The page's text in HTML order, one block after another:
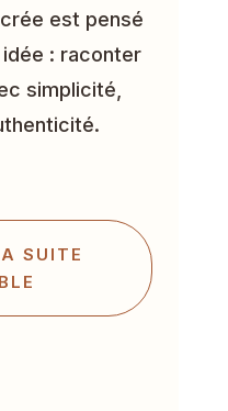
est pensé
: raconter
simplicité,
SUITE